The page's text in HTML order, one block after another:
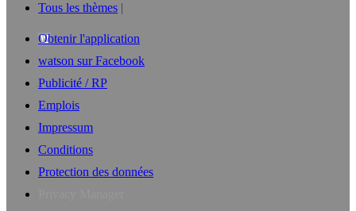
Tous les thèmes
Obtenir l'application
watson sur Facebook
Publicité / RP
Emplois
Impressum
Conditions
Protection des données